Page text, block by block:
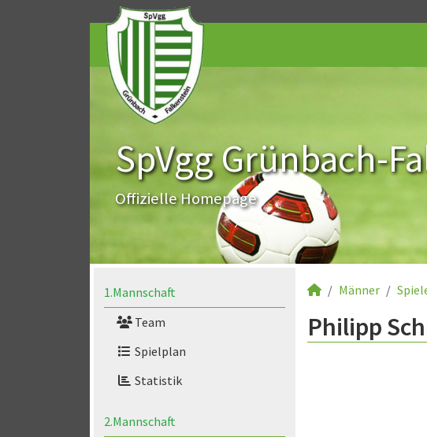
SpVgg Grünbach-
Offizielle Homepage
1.Mannschaft
Team
Spielplan
Statistik
2.Mannschaft
Männer
Philipp